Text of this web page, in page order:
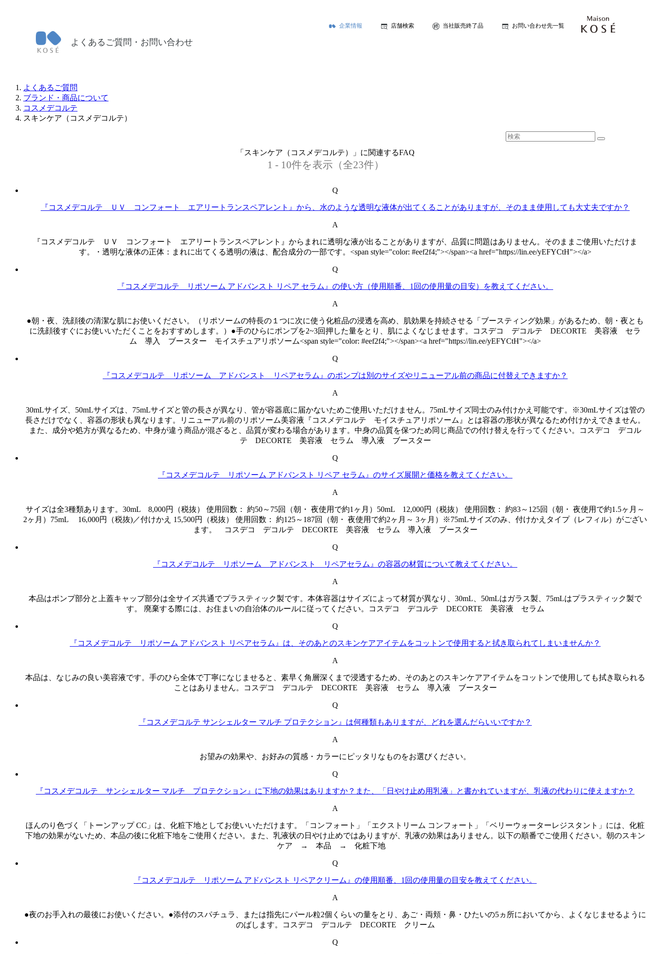
よくあるご質問・お問い合わせ
企業情報 店舗検索 当社販売終了品 お問い合わせ先一覧
よくあるご質問
ブランド・商品について
コスメデコルテ
スキンケア（コスメデコルテ）
「スキンケア（コスメデコルテ）」に関連するFAQ
1 - 10件を表示（全23件）
Q
『コスメデコルテ ＵＶ コンフォート エアリートランスペアレント』から、水のような透明な液体が出てくることがありますが、そのまま使用しても大丈夫ですか？
A
『コスメデコルテ ＵＶ コンフォート エアリートランスペアレント』からまれに透明な液が出ることがありますが、品質に問題はありません。そのままご使用いただけま
す。・透明な液体の正体：まれに出てくる透明の液は、配合成分の一部です。<span style="color: #eef2f4;"></span><a href="https://lin.ee/yEFYCtH"></a>
Q
『コスメデコルテ リポソーム アドバンスト リペア セラム』の使い方（使用順番、1回の使用量の目安）を教えてください。
A
●朝・夜、洗顔後の清潔な肌にお使いください。（リポソームの特長の１つに次に使う化粧品の浸透を高め、肌効果を持続させる「ブースティング効果」があるため、朝・夜とも
に洗顔後すぐにお使いいただくことをおすすめします。）●手のひらにポンプを2~3回押した量をとり、肌によくなじませます。コスデコ デコルテ DECORTE 美容液 セラ
ム 導入 ブースター モイスチュアリポソーム<span style="color: #eef2f4;"></span><a href="https://lin.ee/yEFYCtH"></a>
Q
『コスメデコルテ リポソーム アドバンスト リペアセラム』のポンプは別のサイズやリニューアル前の商品に付替えできますか？
A
30mLサイズ、50mLサイズは、75mLサイズと管の長さが異なり、管が容器底に届かないためご使用いただけません。75mLサイズ同士のみ付けかえ可能です。※30mLサイズは管の
長さだけでなく、容器の形状も異なります。リニューアル前のリポソーム美容液『コスメデコルテ モイスチュアリポソーム』とは容器の形状が異なるため付けかえできません。
また、成分や処方が異なるため、中身が違う商品が混ざると、品質が変わる場合があります。中身の品質を保つため同じ商品での付け替えを行ってください。コスデコ デコル
テ DECORTE 美容液 セラム 導入液 ブースター
Q
『コスメデコルテ リポソーム アドバンスト リペア セラム』のサイズ展開と価格を教えてください。
A
サイズは全3種類あります。30mL 8,000円（税抜） 使用回数： 約50～75回（朝・ 夜使用で約1ヶ月）50mL 12,000円（税抜） 使用回数： 約83～125回（朝・ 夜使用で約1.5ヶ月～
2ヶ月）75mL 16,000円（税抜)／付けかえ 15,500円（税抜） 使用回数： 約125～187回（朝・ 夜使用で約2ヶ月～ 3ヶ月）※75mLサイズのみ、付けかえタイプ（レフィル）がござい
ます。 コスデコ デコルテ DECORTE 美容液 セラム 導入液 ブースター
Q
『コスメデコルテ リポソーム アドバンスト リペアセラム』の容器の材質について教えてください。
A
本品はポンプ部分と上蓋キャップ部分は全サイズ共通でプラスティック製です。本体容器はサイズによって材質が異なり、30mL、50mLはガラス製、75mLはプラスティック製で
す。 廃棄する際には、お住まいの自治体のルールに従ってください。コスデコ デコルテ DECORTE 美容液 セラム
Q
『コスメデコルテ リポソーム アドバンスト リペアセラム』は、そのあとのスキンケアアイテムをコットンで使用すると拭き取られてしまいませんか？
A
本品は、なじみの良い美容液です。手のひら全体で丁寧になじませると、素早く角層深くまで浸透するため、そのあとのスキンケアアイテムをコットンで使用しても拭き取られる
ことはありません。コスデコ デコルテ DECORTE 美容液 セラム 導入液 ブースター
Q
『コスメデコルテ サンシェルター マルチ プロテクション』は何種類もありますが、どれを選んだらいいですか？
A
お望みの効果や、お好みの質感・カラーにピッタリなものをお選びください。
Q
『コスメデコルテ サンシェルター マルチ プロテクション』に下地の効果はありますか？また、「日やけ止め用乳液」と書かれていますが、乳液の代わりに使えますか？
A
ほんのり色づく「トーンアップ CC」は、化粧下地としてお使いいただけます。「コンフォート」「エクストリーム コンフォート」「ベリーウォーターレジスタント」には、化粧
下地の効果がないため、本品の後に化粧下地をご使用ください。また、乳液状の日やけ止めではありますが、乳液の効果はありません。以下の順番でご使用ください。朝のスキン
ケア → 本品 → 化粧下地
Q
『コスメデコルテ リポソーム アドバンスト リペアクリーム』の使用順番、1回の使用量の目安を教えてください。
A
●夜のお手入れの最後にお使いください。●添付のスパチュラ、または指先にパール粒2個くらいの量をとり、あご・両頬・鼻・ひたいの5ヵ所においてから、よくなじませるように
のばします。コスデコ デコルテ DECORTE クリーム
Q